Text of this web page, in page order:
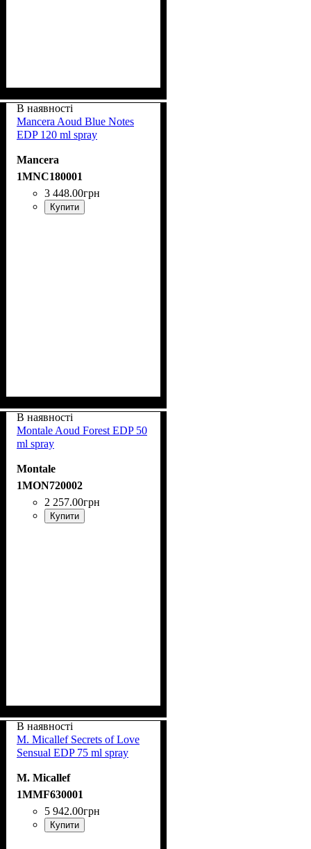
В наявності
Mancera Aoud Blue Notes
EDP 120 ml spray
Mancera
1MNC180001
3 448.00грн
Купити
В наявності
Montale Aoud Forest EDP 50
ml spray
Montale
1MON720002
2 257.00грн
Купити
В наявності
M. Micallef Secrets of Love
Sensual EDP 75 ml spray
M. Micallef
1MMF630001
5 942.00грн
Купити